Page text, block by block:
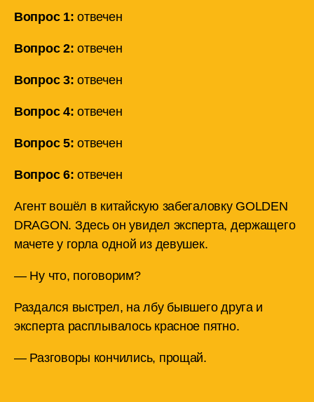
Вопрос 1: отвечен
Вопрос 2: отвечен
Вопрос 3: отвечен
Вопрос 4: отвечен
Вопрос 5: отвечен
Вопрос 6: отвечен
Агент вошёл в китайскую забегаловку GOLDEN
DRAGON. Здесь он увидел эксперта, держащего
мачете у горла одной из девушек.
— Ну что, поговорим?
Раздался выстрел, на лбу бывшего друга и
эксперта расплывалось красное пятно.
— Разговоры кончились, прощай.